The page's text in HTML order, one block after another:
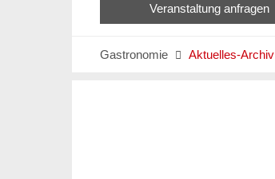
Veranstaltung anfragen
Gastronomie  Aktuelles-Archiv